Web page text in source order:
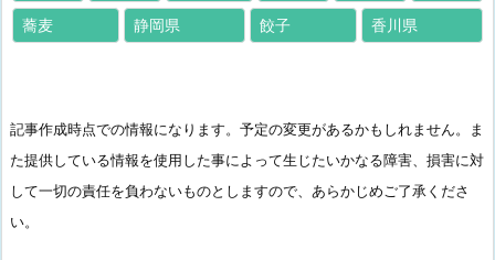
蕎麦 静岡県 餃子 香川県
記事作成時点での情報になります。予定の変更があるかもしれません。ま
た提供している情報を使用した事によって生じたいかなる障害、損害に対
して一切の責任を負わないものとしますので、あらかじめご了承くださ
い。